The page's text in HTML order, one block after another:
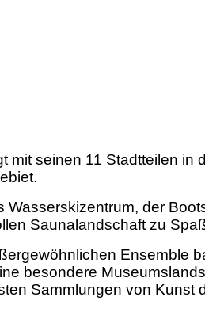
mit seinen 11 Stadtteilen
der
Saunalandschaft zu
Ensemble
besondere
Sammlungen von